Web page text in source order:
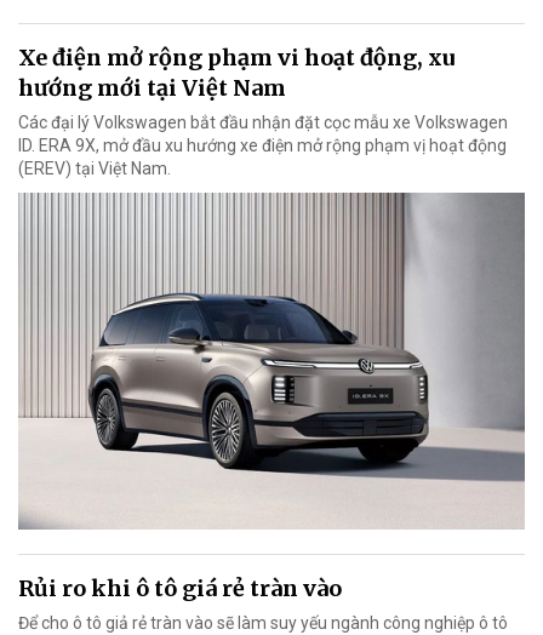
Xe điện mở rộng phạm vi hoạt động, xu
hướng mới tại Việt Nam
Các đại lý Volkswagen bắt đầu nhận đặt cọc mẫu xe Volkswagen
ID. ERA 9X, mở đầu xu hướng xe điện mở rộng phạm vị hoạt động
(EREV) tại Việt Nam.
Rủi ro khi ô tô giá rẻ tràn vào
Để cho ô tô giả rẻ tràn vào sẽ làm suy yếu ngành công nghiệp ô tô